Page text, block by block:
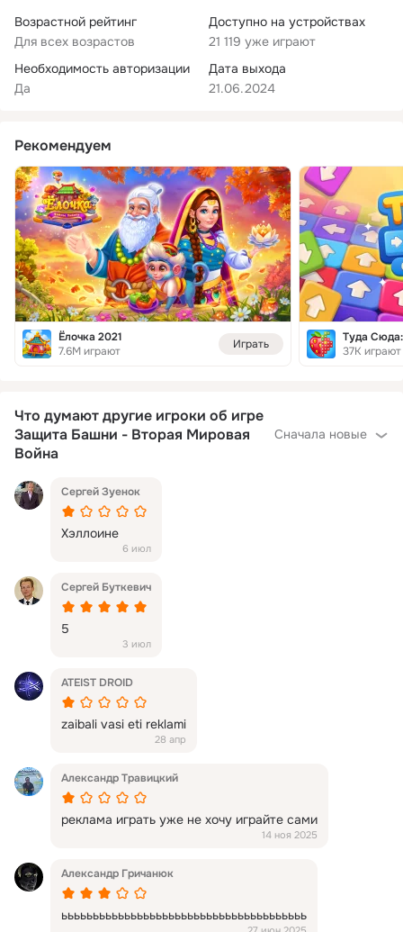
Возрастной рейтинг
Для всех возрастов
Доступно на устройствах
21 119 уже играют
Необходимость авторизации
Да
Дата выхода
21.06.2024
Рекомендуем
Ёлочка 2021
7.6M играют
Играть
Туда
37K играют
Что думают другие игроки об игре
Защита Башни - Вторая Мировая
Война
Сначала новые
Сергей Зуенок
Хэллоине
6 июл
Сергей Буткевич
5
3 июл
ATEIST DROID
zaibali vasi eti reklami
28 апр
Александр Травицкий
реклама играть уже не хочу играйте сами
14 ноя 2025
Александр Гричанюк
ььььььььььььььььььььььььььььььььььььььь